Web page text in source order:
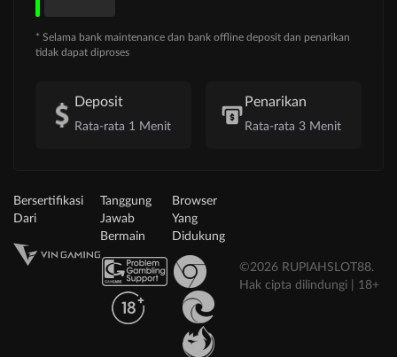
* Selama bank maintenance dan bank offline deposit dan penarikan
tidak dapat diproses
Deposit
Rata-rata 1 Menit
Penarikan
Rata-rata 3 Menit
Bersertifikasi
Dari
Tanggung
Jawab
Bermain
Browser
Yang
Didukung
©2026 RUPIAHSLOT88.
Hak cipta dilindungi | 18+